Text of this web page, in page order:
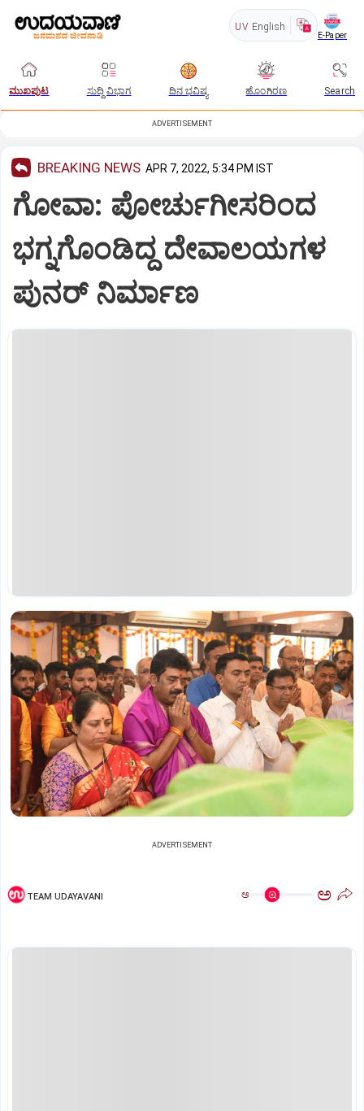
UV English
E-Paper
ಮುಖಪುಟ ಸುದ್ದಿ ವಿಭಾಗ ದಿನ ಭವಿಷ್ಯ ಹೊಂಗಿರಣ Search
ADVERTISEMENT
BREAKING NEWS APR 7, 2022, 5:34 PM IST
ಗೋವಾ: ಪೋರ್ಚುಗೀಸರಿಂದ
ಭಗ್ನಗೊಂಡಿದ್ದ ದೇವಾಲಯಗಳ
ಪುನರ್ ನಿರ್ಮಾಣ
ADVERTISEMENT
TEAM UDAYAVANI ಅ ಅ